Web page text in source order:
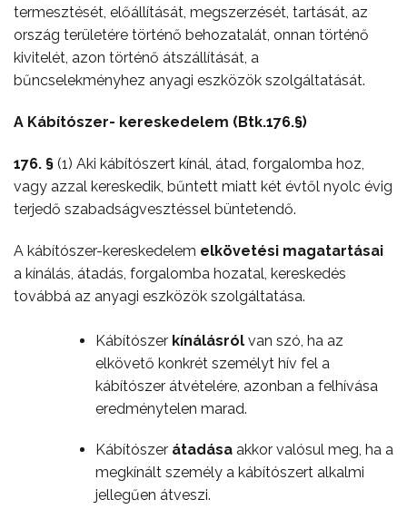
termesztését, előállítását, megszerzését, tartását, az
ország területére történő behozatalát, onnan történő
kivitelét, azon történő átszállítását, a
bűncselekményhez anyagi eszközök szolgáltatását.
A Kábítószer- kereskedelem (Btk.176.§)
176. § (1) Aki kábítószert kínál, átad, forgalomba hoz,
vagy azzal kereskedik, bűntett miatt két évtől nyolc évig
terjedő szabadságvesztéssel büntetendő.
A kábítószer-kereskedelem elkövetési magatartásai
a kínálás, átadás, forgalomba hozatal, kereskedés
továbbá az anyagi eszközök szolgáltatása.
Kábítószer kínálásrólvan szó, ha az
elkövető konkrét személyt hív fel a
kábítószer átvételére, azonban a felhívása
eredménytelen marad.
Kábítószer átadásaakkor valósul meg, ha a
megkínált személy a kábítószert alkalmi
jellegűen átveszi.